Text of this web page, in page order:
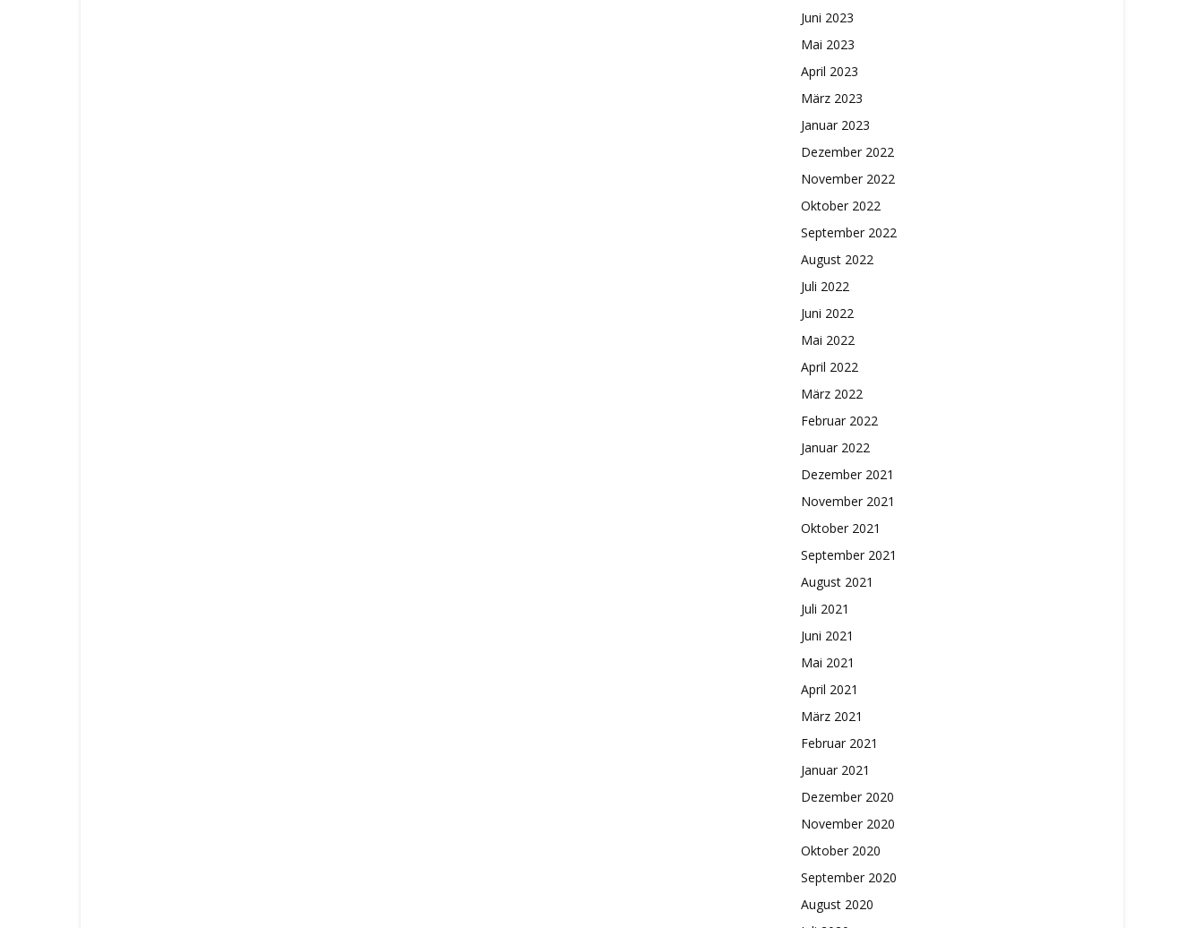
Juni 2023
Mai 2023
April 2023
März 2023
Januar 2023
Dezember 2022
November 2022
Oktober 2022
September 2022
August 2022
Juli 2022
Juni 2022
Mai 2022
April 2022
März 2022
Februar 2022
Januar 2022
Dezember 2021
November 2021
Oktober 2021
September 2021
August 2021
Juli 2021
Juni 2021
Mai 2021
April 2021
März 2021
Februar 2021
Januar 2021
Dezember 2020
November 2020
Oktober 2020
September 2020
August 2020